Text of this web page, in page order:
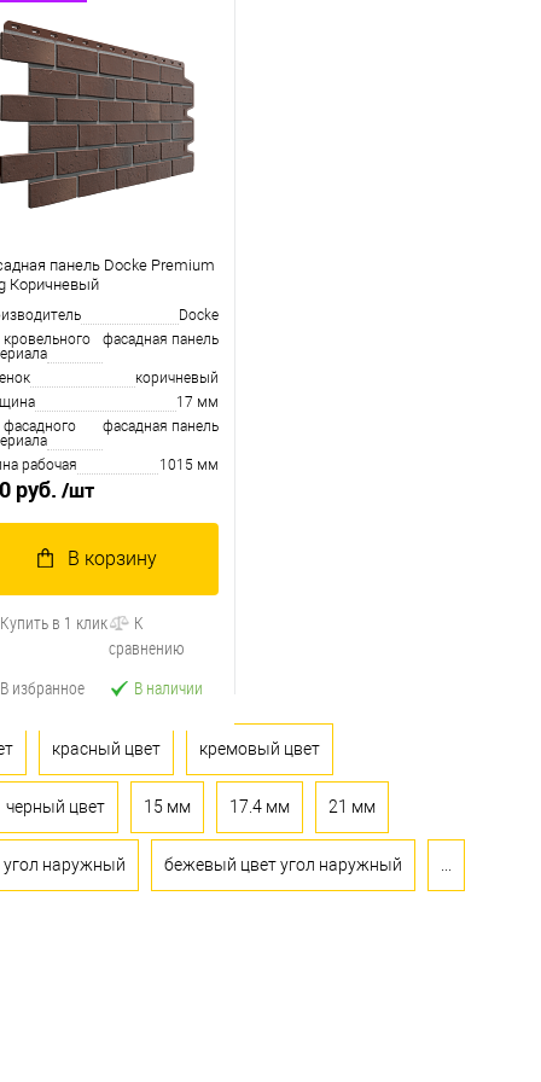
панель Docke Premium
Коричневый
Docke
фасадная панель
коричневый
17 мм
фасадного
фасадная панель
рабочая 1015 мм
руб. /шт
В корзину
Купить в 1 клик
К
сравнению
В избранное
В наличии
красный цвет кремовый цвет
черный цвет 15 мм 17.4 мм 21 мм
угол наружный бежевый цвет угол наружный ...